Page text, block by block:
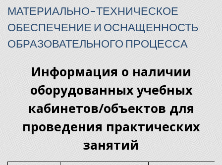
МАТЕРИАЛЬНО-ТЕХНИЧЕСКОЕ
ОБЕСПЕЧЕНИЕ И ОСНАЩЕННОСТЬ
ОБРАЗОВАТЕЛЬНОГО ПРОЦЕССА
Информация о наличии
оборудованных учебных
кабинетов/объектов для
проведения практических
занятий